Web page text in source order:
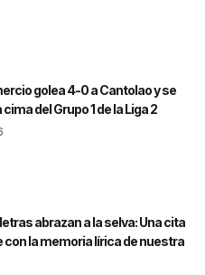
golea 4-0 a Cantolao y se
del Grupo 1 de la Liga 2
abrazan a la selva: Una cita
con la memoria lírica de nuestra